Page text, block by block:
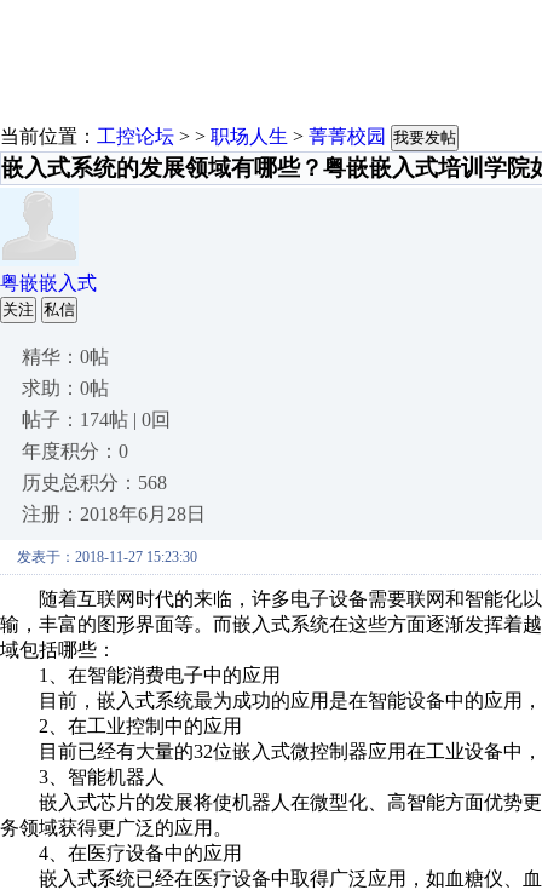
当前位置： 工控论坛 > > 职场人生 > 菁菁校园 我要发帖
嵌入式系统的发展领域有哪些？粤嵌嵌入式培训学院
粤嵌嵌入式
关注 私信
精华：0帖
求助：0帖
帖子：174帖 | 0回
年度积分：0
历史总积分：568
注册：2018年6月28日
发表于：2018-11-27 15:23:30
随着互联网时代的来临，许多电子设备需要联网和智能化
输，丰富的图形界面等。而嵌入式系统在这些方面逐渐发挥着
域包括哪些：
1、在智能消费电子中的应用
目前，嵌入式系统最为成功的应用是在智能设备中的应用
2、在工业控制中的应用
目前已经有大量的32位嵌入式微控制器应用在工业设备中
3、智能机器人
嵌入式芯片的发展将使机器人在微型化、高智能方面优势
务领域获得更广泛的应用。
4、在医疗设备中的应用
嵌入式系统已经在医疗设备中取得广泛应用，如血糖仪、